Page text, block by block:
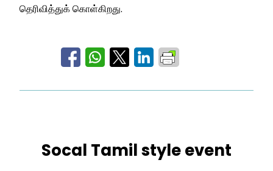
தெரிவித்துக் கொள்கிறது.
Socal Tamil style event